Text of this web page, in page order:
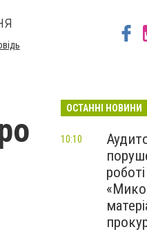
ОСТАННІ НОВИНИ
10:10